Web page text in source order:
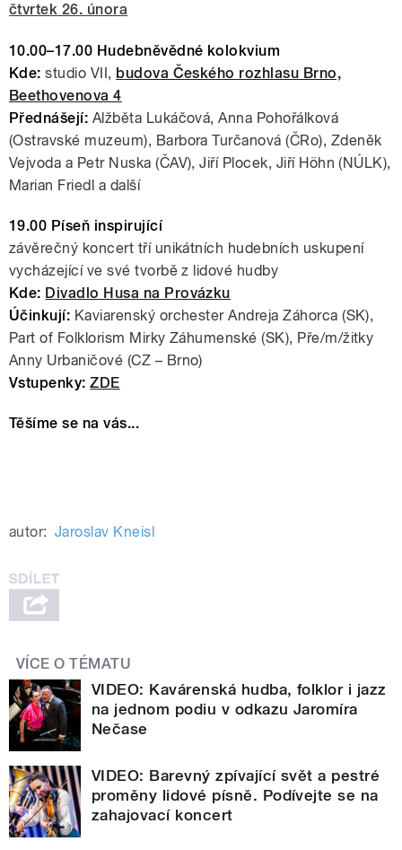
čtvrtek 26. února
10.00–17.00 Hudebněvědné kolokvium
Kde: studio VII, budova Českého rozhlasu Brno,
Beethovenova 4
Přednášejí: Alžběta Lukáčová, Anna Pohořálková
(Ostravské muzeum), Barbora Turčanová (ČRo), Zdeněk
Vejvoda a Petr Nuska (ČAV), Jiří Plocek, Jiří Höhn (NÚLK),
Marian Friedl a další
19.00 Píseň inspirující
závěrečný koncert tří unikátních hudebních uskupení
vycházející ve své tvorbě z lidové hudby
Kde: Divadlo Husa na Provázku
Účinkují: Kaviarenský orchester Andreja Záhorca (SK),
Part of Folklorism Mirky Záhumenské (SK), Pře/m/žitky
Anny Urbaničové (CZ – Brno)
Vstupenky:ZDE
Těšíme se na vás...
autor: Jaroslav Kneisl
VÍCE O TÉMATU
VIDEO: Kavárenská hudba, folklor i jazz
na jednom podiu v odkazu Jaromíra
Nečase
VIDEO: Barevný zpívající svět a pestré
proměny lidové písně. Podívejte se na
zahajovací koncert